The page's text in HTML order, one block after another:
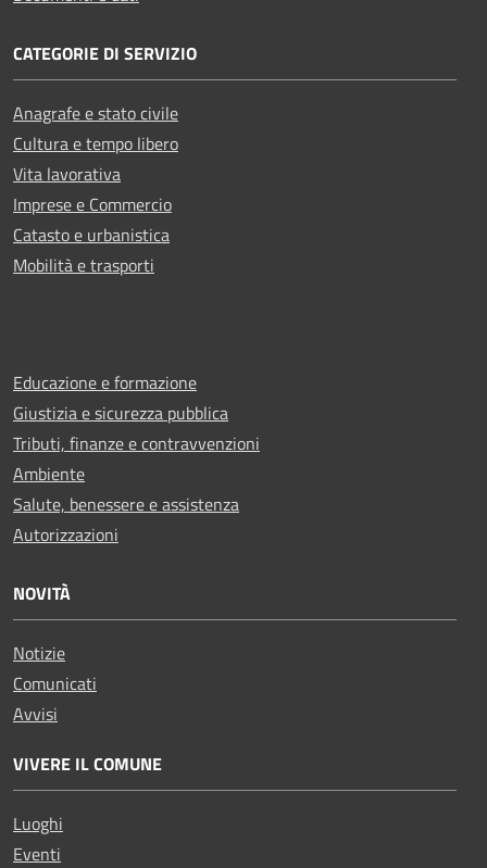
CATEGORIE DI SERVIZIO
Anagrafe e stato civile
Cultura e tempo libero
Vita lavorativa
Imprese e Commercio
Catasto e urbanistica
Mobilità e trasporti
Educazione e formazione
Giustizia e sicurezza pubblica
Tributi, finanze e contravvenzioni
Ambiente
Salute, benessere e assistenza
Autorizzazioni
NOVITÀ
Notizie
Comunicati
Avvisi
VIVERE IL COMUNE
Luoghi
Eventi